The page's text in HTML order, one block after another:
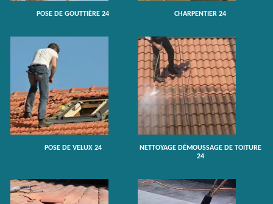
POSE DE GOUTTIÈRE 24 CHARPENTIER 24
POSE DE VELUX 24
NETTOYAGE DÉMOUSSAGE DE TOITURE
24